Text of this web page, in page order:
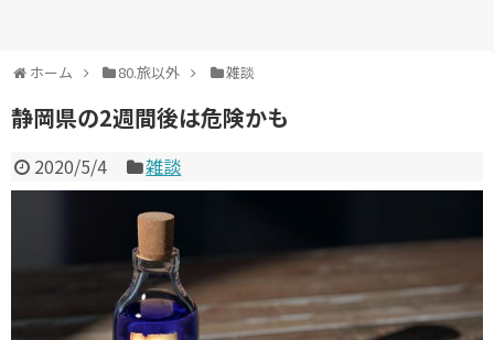
ホーム 80.旅以外 雑談
静岡県の2週間後は危険かも
2020/5/4 雑談